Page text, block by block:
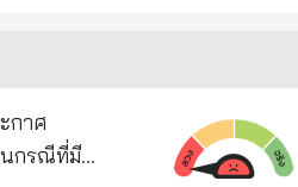
คยไปใน
ดตั้ง
รัฐบาลที่
นำจัดตั้ง
อสร้าง
นได้อาศัย
แต่วันที่ 22
กาศ
นกรณีที่มี